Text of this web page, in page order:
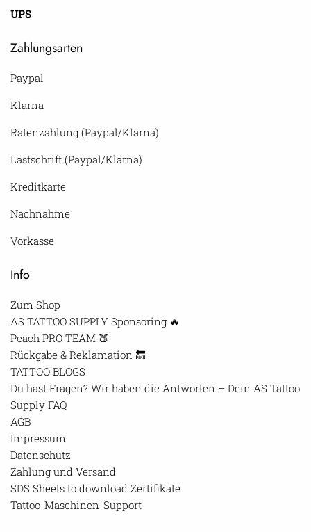
UPS
Zahlungsarten
Paypal
Klarna
Ratenzahlung (Paypal/Klarna)
Lastschrift (Paypal/Klarna)
Kreditkarte
Nachnahme
Vorkasse
Info
Zum Shop
AS TATTOO SUPPLY Sponsoring 🔥
Peach PRO TEAM 🍑
Rückgabe & Reklamation 🔙
TATTOO BLOGS
Du hast Fragen? Wir haben die Antworten – Dein AS Tattoo
Supply FAQ
AGB
Impressum
Datenschutz
Zahlung und Versand
SDS Sheets to download Zertifikate
Tattoo-Maschinen-Support